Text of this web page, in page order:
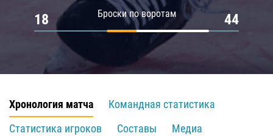
Броски по воротам
18 44
Хронология матча
Командная статистика
Статистика игроков
Составы
Медиа